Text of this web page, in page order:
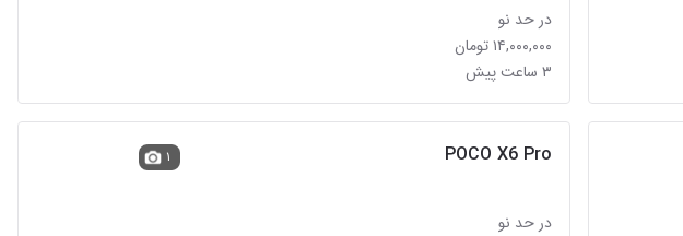
در حد نو
۱۴,۰۰۰,۰۰۰ تومان
۳ ساعت پیش
POCO X6 Pro
در حد نو
۱